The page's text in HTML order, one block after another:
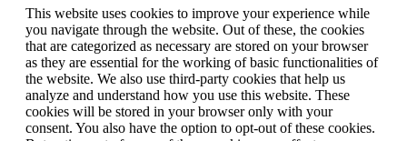
This website uses cookies to improve your experience while
you navigate through the website. Out of these, the cookies
that are categorized as necessary are stored on your browser
as they are essential for the working of basic functionalities of
the website. We also use third-party cookies that help us
analyze and understand how you use this website. These
cookies will be stored in your browser only with your
consent. You also have the option to opt-out of these cookies.